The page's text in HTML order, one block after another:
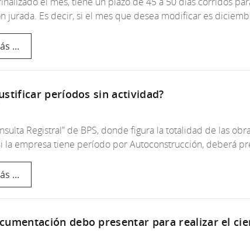
jurada. Es decir, si el mes que desea modificar es
...
períodos sin actividad?
Registral” de BPS, donde figura la totalidad de las
la empresa tiene período por Autoconstrucción, deberá
...
debo presentar para realizar el